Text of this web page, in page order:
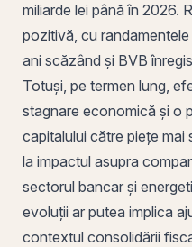
miliarde lei până în 2026.
pozitivă, cu
ani scăzând și BVB
Totuși, pe termen lung,
stagnare economică și o
capitalului către piețe mai
la impactul asupra
sectorul bancar și
evoluții ar putea implica
contextul consolidării